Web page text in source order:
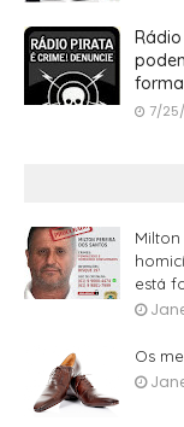
7/
está
Os